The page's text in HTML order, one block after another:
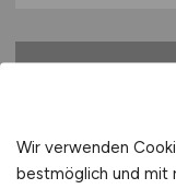
Stadt:Herford
Wir verwenden
bestmöglich und mit